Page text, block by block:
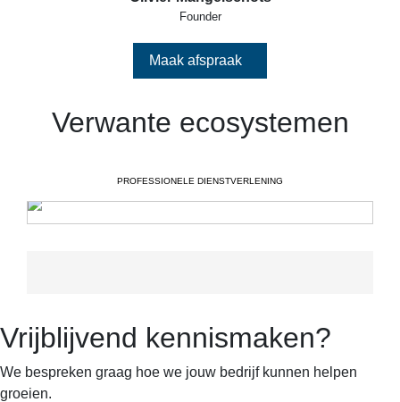
Founder
Maak afspraak
Verwante ecosystemen
PROFESSIONELE DIENSTVERLENING
Vrijblijvend kennismaken?
We bespreken graag hoe we jouw bedrijf kunnen helpen
groeien.